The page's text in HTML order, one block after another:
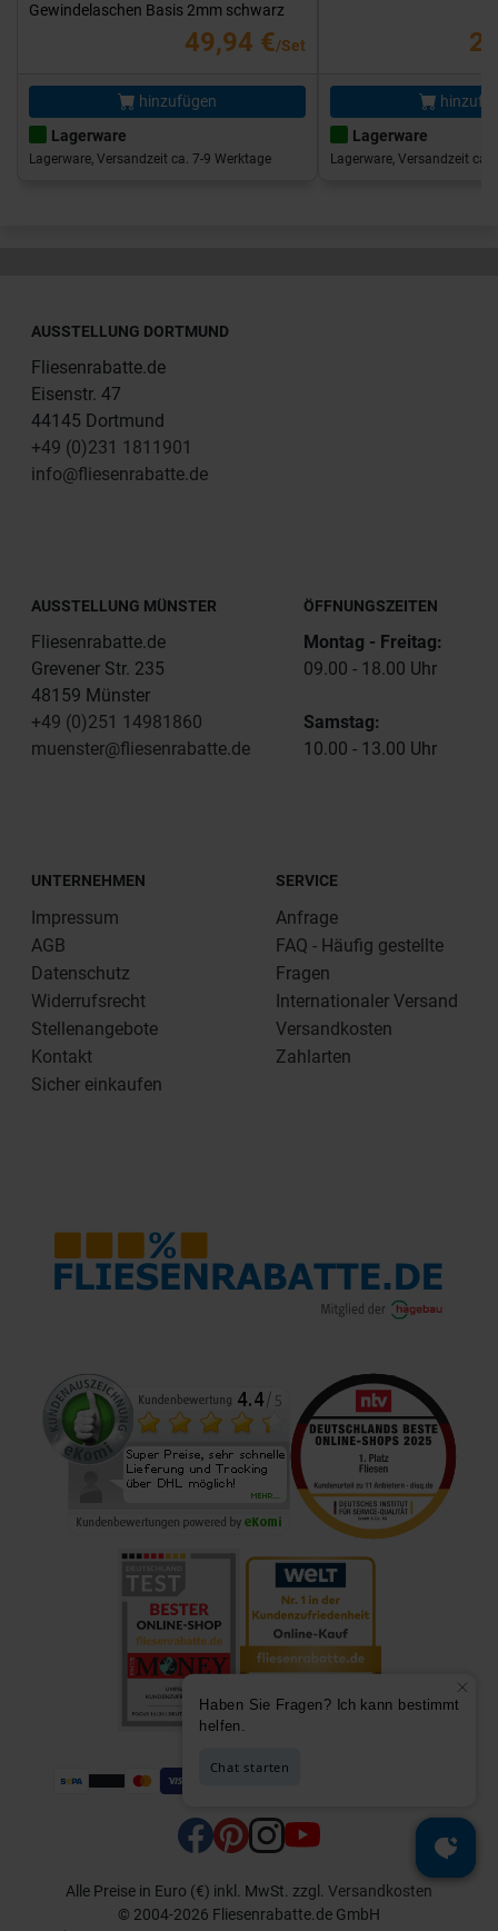
Gewindelaschen Basis 2mm schwarz
49,94 €/Set
hinzufügen
Lagerware
Lagerware, Versandzeit ca. 7-9 Werktage
Lagerware
Lagerware, Versandzeit ca.
AUSSTELLUNG DORTMUND
Fliesenrabatte.de
Eisenstr. 47
44145 Dortmund
+49 (0)231 1811901
info@fliesenrabatte.de
AUSSTELLUNG MÜNSTER
Fliesenrabatte.de
Grevener Str. 235
48159 Münster
+49 (0)251 14981860
muenster@fliesenrabatte.de
ÖFFNUNGSZEITEN
Montag - Freitag:
09.00 - 18.00 Uhr
Samstag:
10.00 - 13.00 Uhr
UNTERNEHMEN
Impressum
AGB
Datenschutz
Widerrufsrecht
Stellenangebote
Kontakt
Sicher einkaufen
SERVICE
Anfrage
FAQ - Häufig gestellte
Fragen
Internationaler Versand
Versandkosten
Zahlarten
Alle Preise in Euro (€) inkl. MwSt. zzgl. Versandkosten
© 2004-2026 Fliesenrabatte.de GmbH